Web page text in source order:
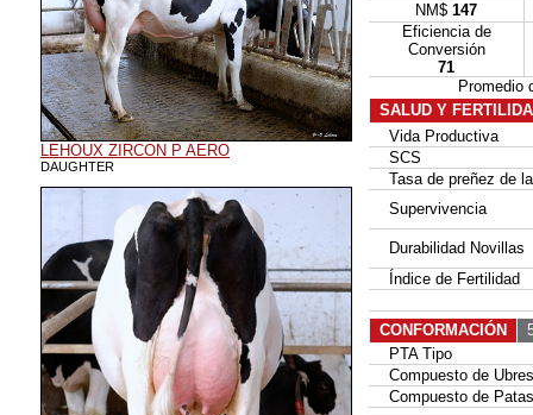
LEHOUX ZIRCON P AERO
DAUGHTER
NM$ 147
Eficiencia de
Conversión
71
SALUD Y
Vida Productiva
SCS
Tasa de preñez de
Supervivencia
Durabilidad Novillas
Índice de Fertilidad
CONFORMACIÓN
PTA Tipo
Compuesto de Ubres
Compuesto de